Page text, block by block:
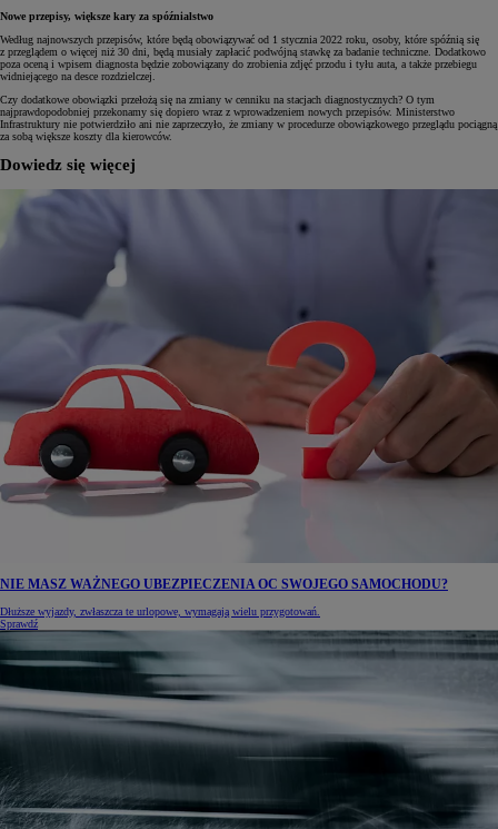
Nowe przepisy, większe kary za spóźnialstwo
Według najnowszych przepisów, które będą obowiązywać od 1 stycznia 2022 roku, osoby, które spóźnią się
z przeglądem o więcej niż 30 dni, będą musiały zapłacić podwójną stawkę za badanie techniczne. Dodatkowo
poza oceną i wpisem diagnosta będzie zobowiązany do zrobienia zdjęć przodu i tyłu auta, a także przebiegu
widniejącego na desce rozdzielczej.
Czy dodatkowe obowiązki przełożą się na zmiany w cenniku na stacjach diagnostycznych? O tym
najprawdopodobniej przekonamy się dopiero wraz z wprowadzeniem nowych przepisów. Ministerstwo
Infrastruktury nie potwierdziło ani nie zaprzeczyło, że zmiany w procedurze obowiązkowego przeglądu pociągną
za sobą większe koszty dla kierowców.
Dowiedz się więcej
NIE MASZ WAŻNEGO UBEZPIECZENIA OC SWOJEGO SAMOCHODU?
Dłuższe wyjazdy, zwłaszcza te urlopowe, wymagają wielu przygotowań.
Sprawdź